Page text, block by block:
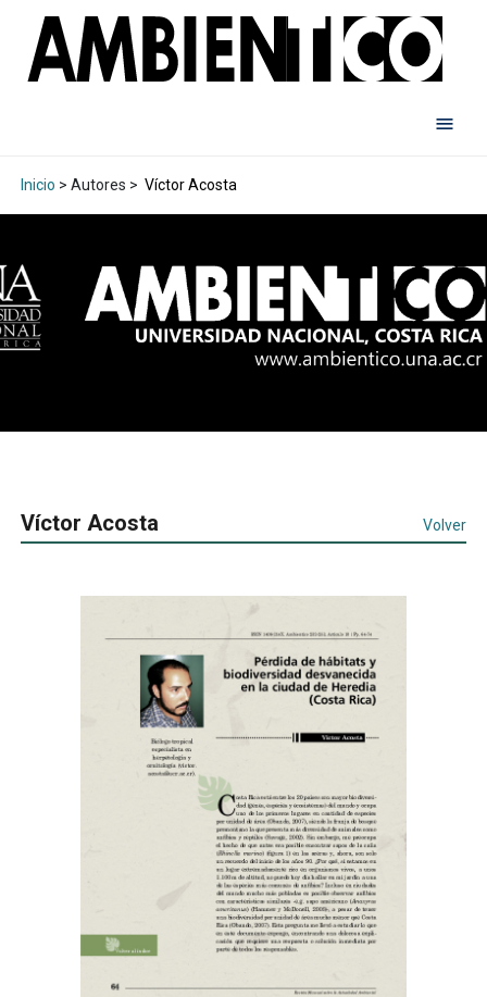
Inicio > Autores > Víctor Acosta
Víctor Acosta Volver